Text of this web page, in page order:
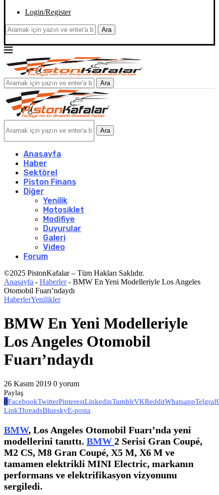
Login/Register
Ara
Ara
Ara
Anasayfa
Haber
Sektörel
Piston Finans
Diğer
Yenilik
Motosiklet
Modifiye
Duyurular
Galeri
Video
Forum
©2025 PistonKafalar – Tüm Hakları Saklıdır.
Anasayfa - Haberler- BMW En Yeni Modelleriyle Los Angeles
Otomobil Fuarı’ndaydı
HaberlerYenilikler
BMW En Yeni Modelleriyle
Los Angeles Otomobil
Fuarı’ndaydı
26 Kasım 2019 0 yorum
Paylaş
0FacebookTwitterPinterestLinkedinTumblrVKRedditWhatsappTelgraf
LinkThreadsBlueskyE-posta
BMW, Los Angeles Otomobil Fuarı’nda yeni
modellerini tanıttı. BMW 2 Serisi Gran Coupé,
M2 CS, M8 Gran Coupé, X5 M, X6 M ve
tamamen elektrikli MINI Electric, markanın
performans ve elektrifikasyon vizyonunu
sergiledi.